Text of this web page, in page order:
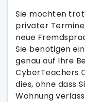
Sie möchten
privater
neue
Sie benötigen
genau auf Ihre
CyberTeachers
dies, ohne dass
Wohnung